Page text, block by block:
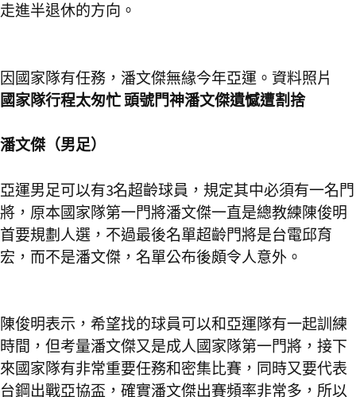
走進半退休的方向。
因國家隊有任務，潘文傑無緣今年亞運。資料照片
國家隊行程太匆忙 頭號門神潘文傑遺憾遭割捨
潘文傑（男足）
亞運男足可以有3名超齡球員，規定其中必須有一名門
將，原本國家隊第一門將潘文傑一直是總教練陳俊明
首要規劃人選，不過最後名單超齡門將是台電邱育
宏，而不是潘文傑，名單公布後頗令人意外。
陳俊明表示，希望找的球員可以和亞運隊有一起訓練
時間，但考量潘文傑又是成人國家隊第一門將，接下
來國家隊有非常重要任務和密集比賽，同時又要代表
台鋼出戰亞協盃，確實潘文傑出賽頻率非常多，所以